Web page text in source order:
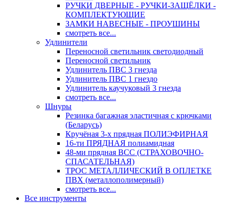
РУЧКИ ДВЕРНЫЕ - РУЧКИ-ЗАЩЁЛКИ -
КОМПЛЕКТУЮЩИЕ
ЗАМКИ НАВЕСНЫЕ - ПРОУШИНЫ
смотреть все...
Удлинители
Переносной светильник светодиодный
Переносной светильник
Удлинитель ПВС 3 гнезда
Удлинитель ПВС 1 гнездо
Удлинитель каучуковый 3 гнезда
смотреть все...
Шнуры
Резинка багажная эластичная с крючками
(Беларусь)
Кручёная 3-х прядная ПОЛИЭФИРНАЯ
16-ти ПРЯДНАЯ полиамидная
48-ми прядная ВСС (СТРАХОВОЧНО-
СПАСАТЕЛЬНАЯ)
ТРОС МЕТАЛЛИЧЕСКИЙ В ОПЛЕТКЕ
ПВХ (металлополимерный)
смотреть все...
Все инструменты